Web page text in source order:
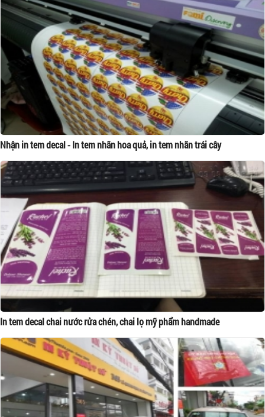
Nhận in tem decal - In tem nhãn hoa quả, in tem nhãn trái cây
In tem decal chai nước rửa chén, chai lọ mỹ phẩm handmade